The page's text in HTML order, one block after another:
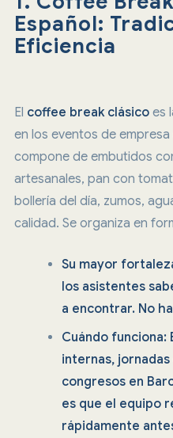
Español:
Eficiencia
El coffee break clásicoes
en los eventos de empresa
compone de embutidos
artesanales, pan con
bollería del día, zumos,
calidad. Se organiza en
Su mayor
los asistentes
a encontrar. No
Cuándo funciona:
internas,
congresos en
es que el equipo
rápidamente